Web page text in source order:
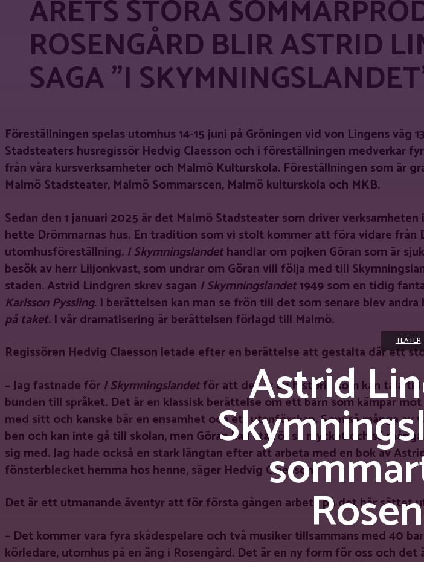
TEATER
Astrid
ÅRETS STORA
ROSENGÅRD BLIR ASTRID
SAGA ”I
Föreställningen spelas utomhus 14-15 juni på Gröningen vid von Lingens väg
Stadsteaters husregissör Hedvig Claesson och i föreställningen medverkar
från våra kursverksamheter och Malmö Kulturskola. Föreställningen som är
Malmö Stadsteater, Malmö Sommarscen, Malmö kulturskola och MKB.
Sedan den 1 januari 2025 är det Malmö Stadsteater som driver
hette Drömmarnas hus. En tradition som vi stolt kommer att föra vidare från
utomhusföreställning. I Skymningslandethandlar om pojken Göran som är
besök av herr Liljonkvast, som undrar om Göran vill följa med till
staden. Astrid Lindgren skrev sagan I Skymningslandet1949 som en tidig
Karlsson Pyssling. I berättelsen kan man se frön till det som senare blev
på taket. I vår dramatisering är berättelsen förlagd till Malmö.
Regissören Hedvig Claesson letade efter en berättelse att gestalta där ett
– Jag fastnade för I Skymningslandetför att det är en historia som kan tala
bunden till språket. Det är en klassisk berättelse om ett barn som kämpar
med sitt och kanske bär en ensamhet och ett utanförskap. Som så många av
ben och kan inte gå till skolan, men Göran kan stå för så mycket och så
sig med. Jag hade också en stark längtan efter att arbeta med en bok av
fönsterblecket hemma hos henne, säger Hedvig Claesson.
Det är ett utmanande äventyr att för första gången arbeta på det här sättet
– Det kommer vara fyra skådespelare och två musiker tillsammans med 40
körledare, utomhus på en äng i Rosengård. Det är en ny form för oss och